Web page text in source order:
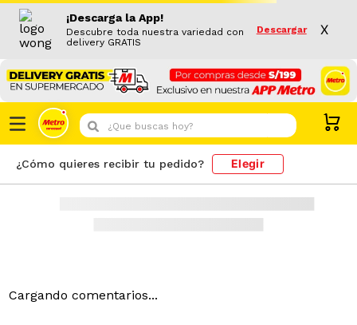
¡Descarga la App!
Descubre toda nuestra variedad con
delivery GRATIS
Descargar X
¿Que buscas hoy?
¿Cómo quieres recibir tu pedido? Elegir
Resultado de búsqueda PRODUCTOS